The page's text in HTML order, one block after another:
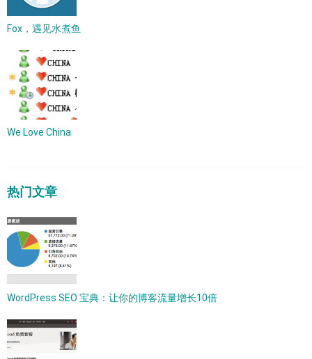
Fox，遇见水煮鱼
We Love China
热门文章
WordPress SEO 宝典：让你的博客流量增长10倍